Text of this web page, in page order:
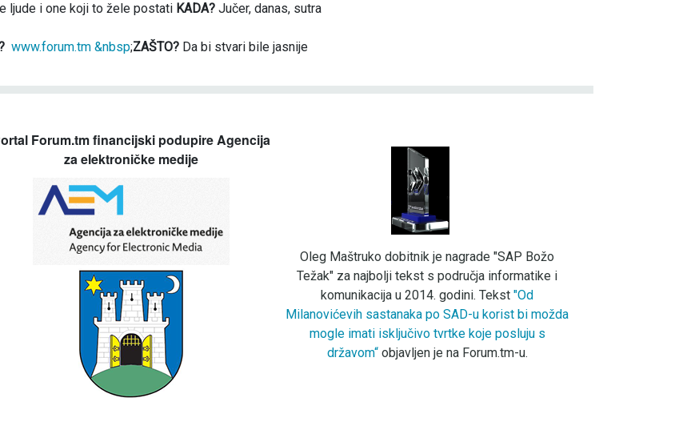
ljude i one koji to žele postati KADA? Jučer, danas, sutra
www.forum.tm &nbsp;ZAŠTO? Da bi stvari bile jasnije
Forum.tm financijski podupire Agencija
za elektroničke medije
Oleg Maštruko dobitnik je nagrade "SAP Božo
Težak" za najbolji tekst s područja informatike i
komunikacija u 2014. godini. Tekst"Od
Milanovićevih sastanaka po SAD-u korist bi možda
mogle imati isključivo tvrtke koje posluju s
državom“objavljen je na Forum.tm-u.